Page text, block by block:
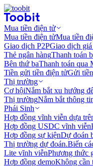
Mua tiền điện tử
Mua tiền điện tửMua tiền
Giao dịch P2PGiao dịch
Thẻ ngân hàngThanh toán
Bên thứ baThanh toán qua
Tiền gửi tiền điện tửGửi
Thị trường
Cơ hộiNắm bắt xu hướng
Thị trườngNắm bắt thông
Phái Sinh
Hợp đồng vĩnh viễn dựa
Hợp đồng USDC vĩnh viễn
Hợp đồng sự kiệnDự đoán
Thị trường dự đoán.Biến
Lite vĩnh viễnPhương thức
Hợp đồng demoKhông cần